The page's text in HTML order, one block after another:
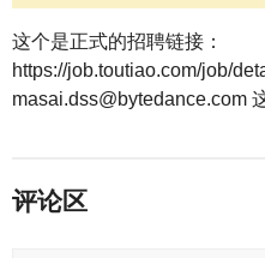
这个是正式的招聘链接：
https://job.toutiao.com/job/
masai.dss@bytedance.com
评论区